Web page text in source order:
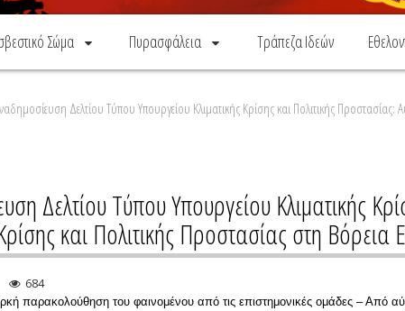
Σώμα Πυρασφάλεια Τράπεζα Ιδεών
Δελτίου Τύπου Υπουργείου Κλιματικής Κρίσης και Πολιτικής Προστασίας:
Δελτίου Τύπου Υπουργείου Κλιματικής
και Πολιτικής Προστασίας στη Βόρεια
684
παρακολούθηση του φαινομένου από τις επιστημονικές ομάδες – Από